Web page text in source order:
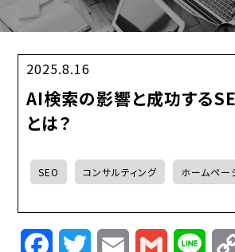
2025.8.16
AI検索の影響と成功する
とは？
SEO コンサルティング ホームペー
FacebookTwitterEmail Gmail Line